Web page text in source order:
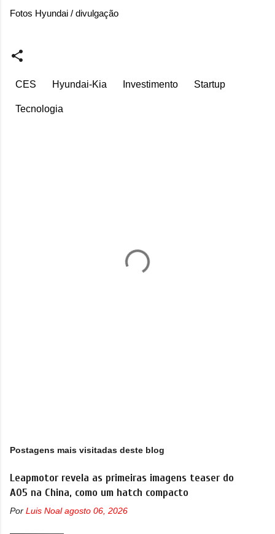
Fotos Hyundai / divulgação
CES Hyundai-Kia Investimento Startup
Tecnologia
Postagens mais visitadas deste blog
Leapmotor revela as primeiras imagens teaser do
A05 na China, como um hatch compacto
Por Luis Noal agosto 06, 2026